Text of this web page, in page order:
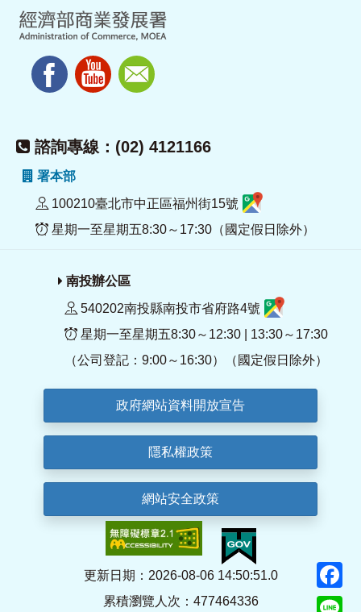
諮詢專線：(02) 4121166
署本部
100210臺北市中正區福州街15號
星期一至星期五8:30～17:30（國定假日除外）
南投辦公區
540202南投縣南投市省府路4號
星期一至星期五8:30～12:30 | 13:30～17:30
（公司登記：9:00～16:30）（國定假日除外）
政府網站資料開放宣告
隱私權政策
網站安全政策
更新日期：2026-08-06 14:50:51.0
累積瀏覽人次：477464336